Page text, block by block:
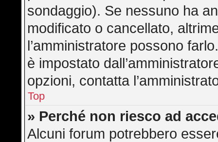
sondaggio). Se nessuno ha
modificato o cancellato,
l’amministratore possono
è impostato
opzioni, contatta
Top
» Perché non riesco ad
Alcuni forum potrebbero